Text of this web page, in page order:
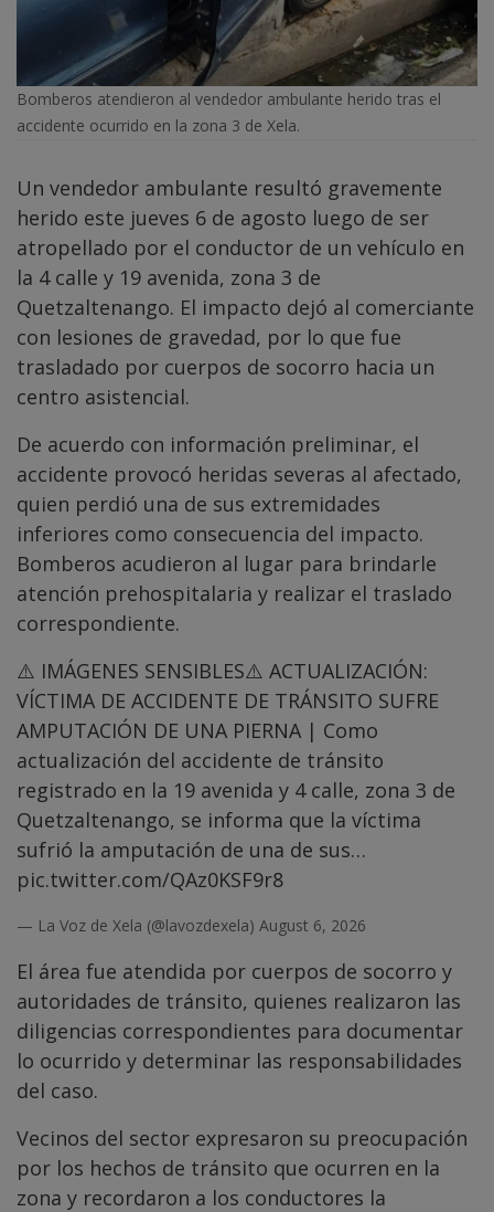
Bomberos atendieron al vendedor ambulante herido tras el
accidente ocurrido en la zona 3 de Xela.
Un vendedor ambulante resultó gravemente
herido este jueves 6 de agosto luego de ser
atropellado por el conductor de un vehículo en
la 4 calle y 19 avenida, zona 3 de
Quetzaltenango. El impacto dejó al comerciante
con lesiones de gravedad, por lo que fue
trasladado por cuerpos de socorro hacia un
centro asistencial.
De acuerdo con información preliminar, el
accidente provocó heridas severas al afectado,
quien perdió una de sus extremidades
inferiores como consecuencia del impacto.
Bomberos acudieron al lugar para brindarle
atención prehospitalaria y realizar el traslado
correspondiente.
⚠️ IMÁGENES SENSIBLES⚠️ ACTUALIZACIÓN:
VÍCTIMA DE ACCIDENTE DE TRÁNSITO SUFRE
AMPUTACIÓN DE UNA PIERNA | Como
actualización del accidente de tránsito
registrado en la 19 avenida y 4 calle, zona 3 de
Quetzaltenango, se informa que la víctima
sufrió la amputación de una de sus…
pic.twitter.com/QAz0KSF9r8
— La Voz de Xela (@lavozdexela) August 6, 2026
El área fue atendida por cuerpos de socorro y
autoridades de tránsito, quienes realizaron las
diligencias correspondientes para documentar
lo ocurrido y determinar las responsabilidades
del caso.
Vecinos del sector expresaron su preocupación
por los hechos de tránsito que ocurren en la
zona y recordaron a los conductores la